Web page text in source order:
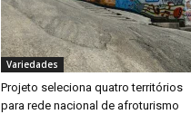
Variedades
Projeto seleciona quatro territórios
para rede nacional de afroturismo